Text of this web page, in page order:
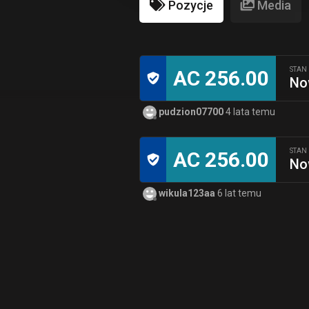
Pozycje Media
AC 256.00 STAN
pudzion077004 lata temu
AC 256.00 STAN
wikula123aa 6 lat temu